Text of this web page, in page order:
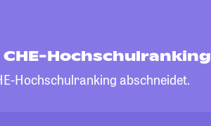
Hochschulranking
Hochschulranking abschneidet.